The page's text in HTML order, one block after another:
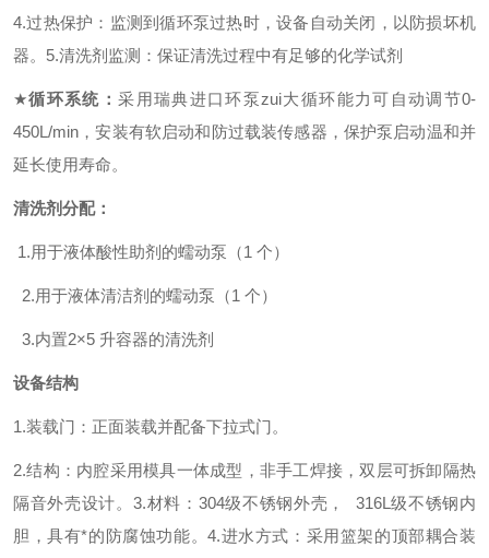
4.过热保护：监测到循环泵过热时，设备自动关闭，以防损坏机
器。 5.清洗剂监测：保证清洗过程中有足够的化学试剂
★循环系统：采用瑞典进口环泵zui大循环能力可自动调节0-
450L/min，安装有软启动和防过载装传感器，保护泵启动温和并
延长使用寿命。
清洗剂分配：
1.用于液体酸性助剂的蠕动泵（1 个）
2.用于液体清洁剂的蠕动泵（1 个）
3.内置2×5 升容器的清洗剂
设备结构
1.装载门：正面装载并配备下拉式门。
2.结构：内腔采用模具一体成型，非手工焊接，双层可拆卸隔热
隔音外壳设计。 3.材料：304级不锈钢外壳， 316L级不锈钢内
胆，具有*的防腐蚀功能。4.进水方式：采用篮架的顶部耦合装